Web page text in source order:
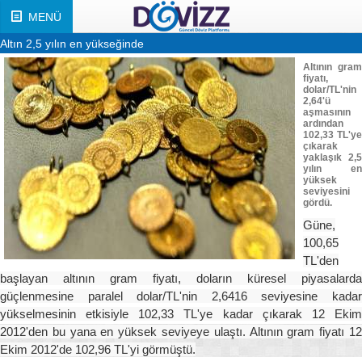
MENÜ
Altın 2,5 yılın en yükseğinde
Altının gram
fiyatı,
dolar/TL'nin
2,64'ü
aşmasının
ardından
102,33 TL'ye
çıkarak
yaklaşık 2,5
yılın en
yüksek
seviyesini
gördü.
Güne,
100,65
TL'den
başlayan altının gram fiyatı, doların küresel piyasalarda
güçlenmesine paralel dolar/TL'nin 2,6416 seviyesine kadar
yükselmesinin etkisiyle 102,33 TL'ye kadar çıkarak 12 Ekim
2012'den bu yana en yüksek seviyeye ulaştı. Altının gram fiyatı 12
Ekim 2012'de 102,96 TL'yi görmüştü.